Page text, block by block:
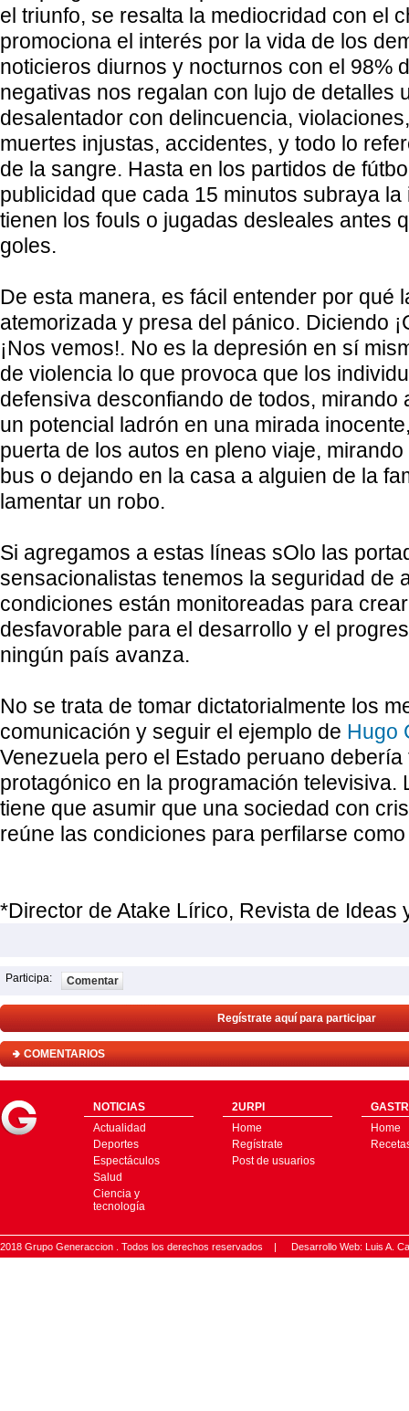
el triunfo, se resalta la mediocridad con el
promociona el interés por la vida de los
noticieros diurnos y nocturnos con el 98%
negativas nos regalan con lujo de detalles
desalentador con delincuencia,
muertes injustas, accidentes, y todo lo
de la sangre. Hasta en los partidos de
publicidad que cada 15 minutos subraya
tienen los fouls o jugadas desleales antes
goles.
De esta manera, es fácil entender por qué
atemorizada y presa del pánico. Diciendo
¡Nos vemos!. No es la depresión en sí
de violencia lo que provoca que los
defensiva desconfiando de todos, mirando
un potencial ladrón en una mirada
puerta de los autos en pleno viaje,
bus o dejando en la casa a alguien de la
lamentar un robo.
Si agregamos a estas líneas sOlo las
sensacionalistas tenemos la seguridad de
condiciones están monitoreadas para
desfavorable para el desarrollo y el
ningún país avanza.
No se trata de tomar dictatorialmente los
comunicación y seguir el ejemplo de Hugo
Venezuela pero el Estado peruano
protagónico en la programación televisiva.
tiene que asumir que una sociedad con
reúne las condiciones para perfilarse
*Director de Atake Lírico, Revista de Ideas
Participa: Comentar
Regístrate aquí para participar
COMENTARIOS
NOTICIAS
Actualidad
Deportes
Espectáculos
Salud
Ciencia y
tecnología
2URPI
Home
Regístrate
Post de usuarios
Home
2018 Grupo Generaccion . Todos los derechos reservados | Desarrollo Web: Luis